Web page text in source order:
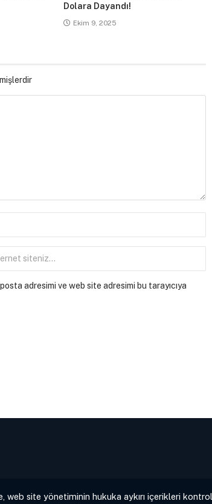
Dolara Dayandı!
Ekim 9, 2025
adresimi ve web site adresimi bu tarayıcıya
web site yönetiminin hukuka aykırı içerikleri